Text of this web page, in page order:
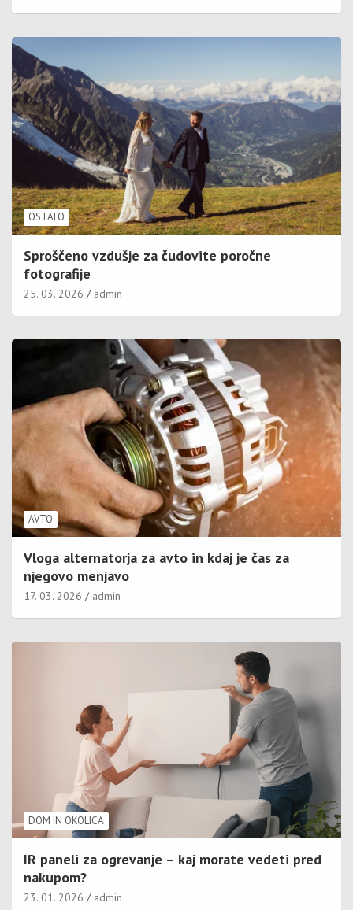
OSTALO
Sproščeno vzdušje za čudovite poročne
fotografije
25. 03. 2026 admin
AVTO
Vloga alternatorja za avto in kdaj je čas za
njegovo menjavo
17. 03. 2026 admin
DOM IN OKOLICA
IR paneli za ogrevanje – kaj morate vedeti pred
nakupom?
23. 01. 2026 admin